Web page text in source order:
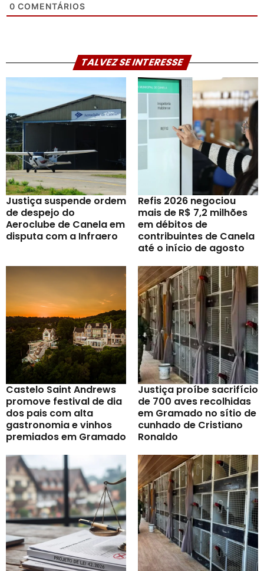
0 COMENTÁRIOS
TALVEZ SE INTERESSE
Justiça suspende ordem
de despejo do
Aeroclube de Canela em
disputa com a Infraero
Refis 2026 negociou
mais de R$ 7,2 milhões
em débitos de
contribuintes de Canela
até o início de agosto
Castelo Saint Andrews
promove festival de dia
dos pais com alta
gastronomia e vinhos
premiados em Gramado
Justiça proíbe sacrifício
de 700 aves recolhidas
em Gramado no sítio de
cunhado de Cristiano
Ronaldo